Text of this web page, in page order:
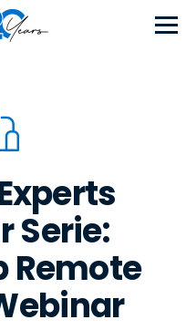
Serie:
Remote